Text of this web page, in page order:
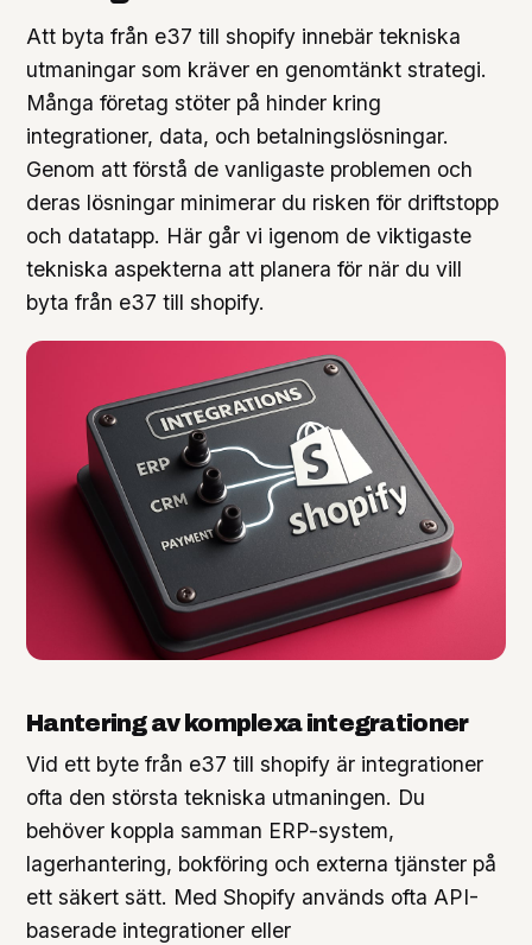
Att byta från e37 till shopify innebär tekniska
utmaningar som kräver en genomtänkt strategi.
Många företag stöter på hinder kring
integrationer, data, och betalningslösningar.
Genom att förstå de vanligaste problemen och
deras lösningar minimerar du risken för driftstopp
och datatapp. Här går vi igenom de viktigaste
tekniska aspekterna att planera för när du vill
byta från e37 till shopify.
Hantering av komplexa integrationer
Vid ett byte från e37 till shopify är integrationer
ofta den största tekniska utmaningen. Du
behöver koppla samman ERP-system,
lagerhantering, bokföring och externa tjänster på
ett säkert sätt. Med Shopify används ofta API-
baserade integrationer eller